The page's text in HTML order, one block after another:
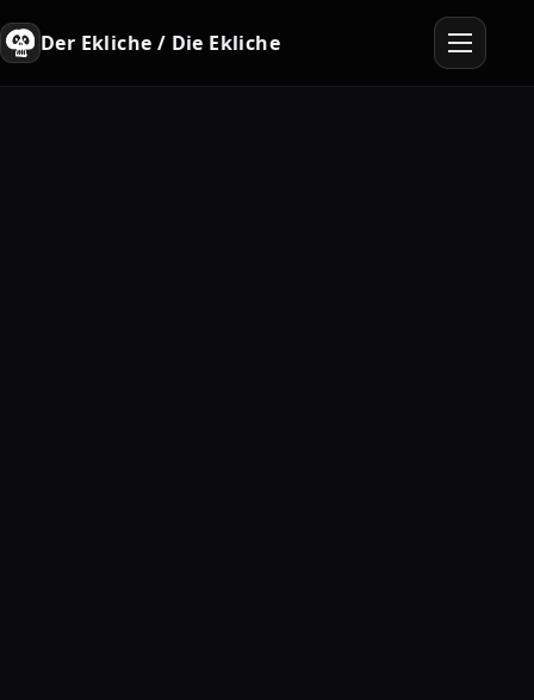
Der Ekliche / Die Ekliche